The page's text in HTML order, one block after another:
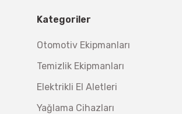
Kategoriler
Otomotiv Ekipmanları
Temizlik Ekipmanları
Elektrikli El Aletleri
Yağlama Cihazları